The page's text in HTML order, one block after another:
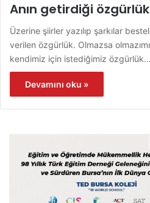
Anın getirdiği özgürlük
Üzerine şiirler yazılıp şarkılar
verilen özgürlük. Olmazsa
kendimiz için istediğimiz
Devamını oku »